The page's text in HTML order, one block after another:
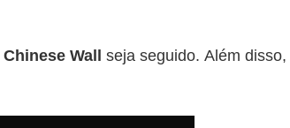
Chinese Wall seja seguido. Além